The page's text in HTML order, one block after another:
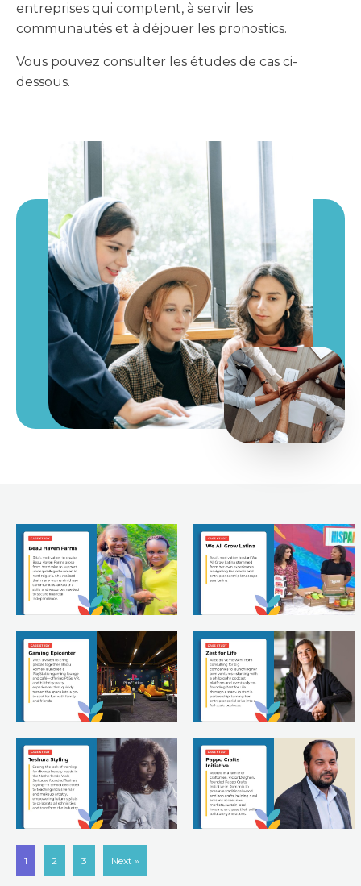
entreprises qui comptent, à servir les
communautés et à déjouer les pronostics.
Vous pouvez consulter les études de cas ci-
dessous.
1 2 3 Next »